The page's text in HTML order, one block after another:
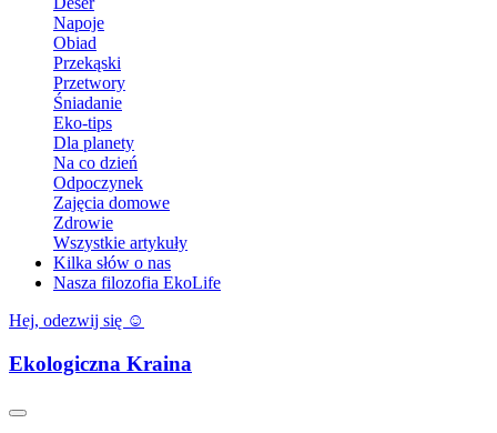
Napoje
Obiad
Przekąski
Przetwory
Śniadanie
Eko-tips
Dla planety
Na co dzień
Odpoczynek
Zajęcia domowe
Zdrowie
Wszystkie artykuły
Kilka słów o nas
Nasza filozofia EkoLife
Hej, odezwij się ☺️
Ekologiczna Kraina